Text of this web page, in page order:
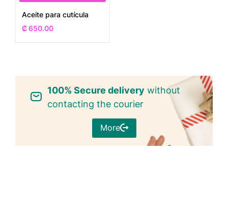
Aceite para cutícula
₡650.00
100% Secure delivery without
contacting the courier
More